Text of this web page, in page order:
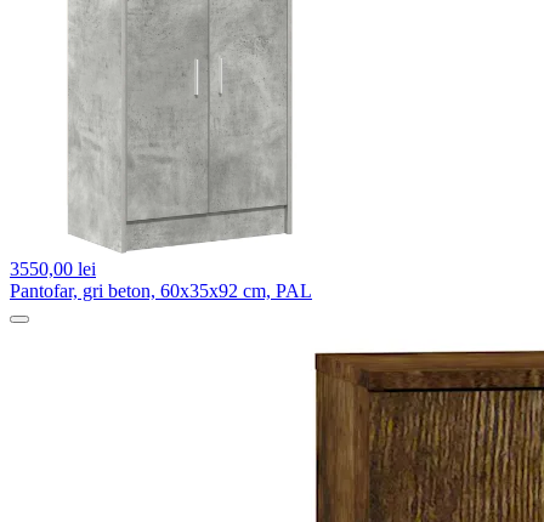
3550,00 lei
Pantofar, gri beton, 60x35x92 cm, PAL